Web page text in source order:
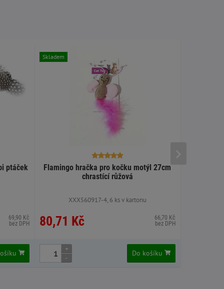
ptáček
69,90 Kč
bez DPH
Flamingo hračka pro kočku motýl 27cm
chrastící růžová
XXX560917-4, 6 ks v kartonu
80,71 Kč
66,70 Kč
bez DPH
Skladem
+
-
Do košíku